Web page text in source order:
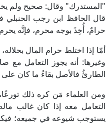
"المستدرك" وقال: صحيح ولم
حرامٌ، أُخِذَ بوجه محرم، فإنَّه
أمّا إذا اختلط حرام المال
وغيرها: أنه يجوز التعامل مع
الطارئُ فالأصل بقاءُ ما كان
ومن العلماء مَن كره ذلك
التعامل معه إذا كان غالب
يستوجب شيوعه في جميعه؛